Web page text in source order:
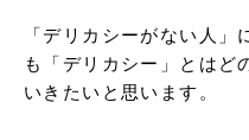
「デリカシーがない人
も「デリカシー」とはど
いきたいと思います。